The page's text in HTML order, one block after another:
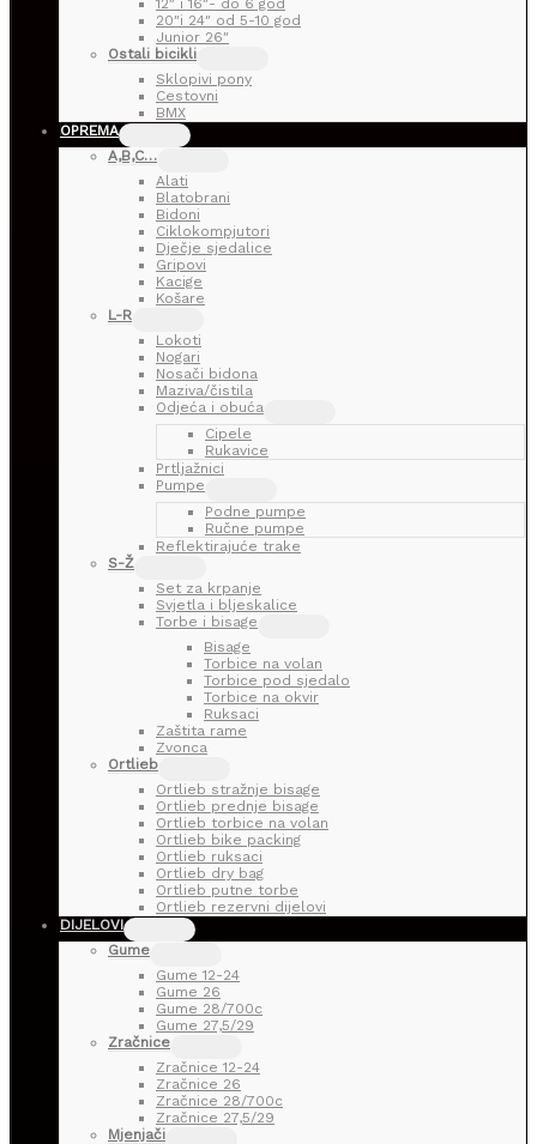
20″i 24″ od 5-10 god
Junior 26″
Ostali bicikli
Sklopivi pony
Cestovni
BMX
OPREMA
A,B,C…
Alati
Blatobrani
Bidoni
Ciklokompjutori
Dječje sjedalice
Gripovi
Kacige
Košare
L-R
Lokoti
Nogari
Nosači bidona
Maziva/čistila
Odjeća i obuća
Cipele
Rukavice
Prtljažnici
Pumpe
Podne pumpe
Ručne pumpe
Reflektirajuće trake
S-Ž
Set za krpanje
Svjetla i bljeskalice
Torbe i bisage
Bisage
Torbice na volan
Torbice pod sjedalo
Torbice na okvir
Ruksaci
Zaštita rame
Zvonca
Ortlieb
Ortlieb stražnje bisage
Ortlieb prednje bisage
Ortlieb torbice na volan
Ortlieb bike packing
Ortlieb ruksaci
Ortlieb dry bag
Ortlieb putne torbe
Ortlieb rezervni dijelovi
DIJELOVI
Gume
Gume 12-24
Gume 26
Gume 28/700c
Gume 27,5/29
Zračnice
Zračnice 12-24
Zračnice 26
Zračnice 28/700c
Zračnice 27,5/29
Mjenjači